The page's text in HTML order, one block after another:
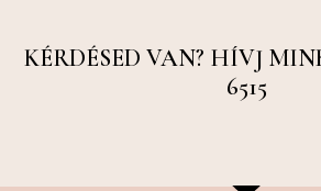
KÉRDÉSED VAN? HÍVJ
6515